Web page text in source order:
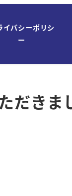
イバシーポリシ
ー
きま